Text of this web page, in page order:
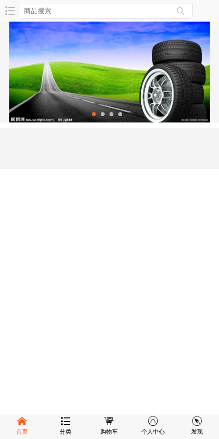
首页 分类 购物车 个人中心 发现